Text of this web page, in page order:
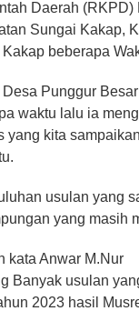
Daerah
Sungai Kakap,
beberapa
Punggur
waktu lalu ia
yang kita
usulan yang
yang masih
kata Anwar M.Nur
Banyak usulan
2023 hasil